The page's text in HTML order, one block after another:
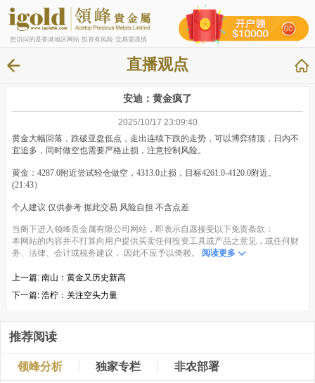
您访问的是香港地区网站 投资有风险 交易需谨慎
直播观点
安迪：黄金疯了
2025/10/17 23:09:40
黄金大幅回落，跌破亚盘低点，走出连续下跌的走势，可以博弈猜顶，日内不
宜追多，同时做空也需要严格止损，注意控制风险。
黄金：4287.0附近尝试轻仓做空，4313.0止损，目标4261.0-4120.0附近。
(21:43）
个人建议 仅供参考 据此交易 风险自担 不含点差
当阁下进入领峰贵金属有限公司网站，即表示自愿接受以下免责条款：
本网站的内容并不打算向用户提供买卖任何投资工具或产品之意见，或任何财
务、法律、会计或税务建议， 因此不应予以倚赖。
阅读更多
上一篇: 南山：黄金又历史新高
下一篇: 浩柠：关注空头力量
推荐阅读
领峰分析 独家专栏 非农部署